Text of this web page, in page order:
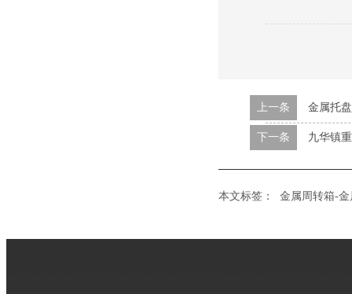
上一条 金属托盘
下一条 九华镇
本文标签： 金属周转箱-